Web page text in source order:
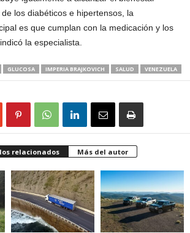
los diabéticos e hipertensos, la
es que cumplan con la medicación y los
la especialista.
GLUCOSA IMPERIA BRAJKOVICH SALUD VENEZUELA
relacionados Más del autor